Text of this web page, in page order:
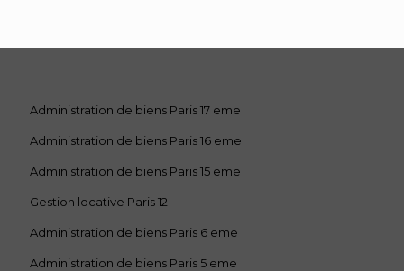
Administration de biens Paris 17 eme
Administration de biens Paris 16 eme
Administration de biens Paris 15 eme
Gestion locative Paris 12
Administration de biens Paris 6 eme
Administration de biens Paris 5 eme